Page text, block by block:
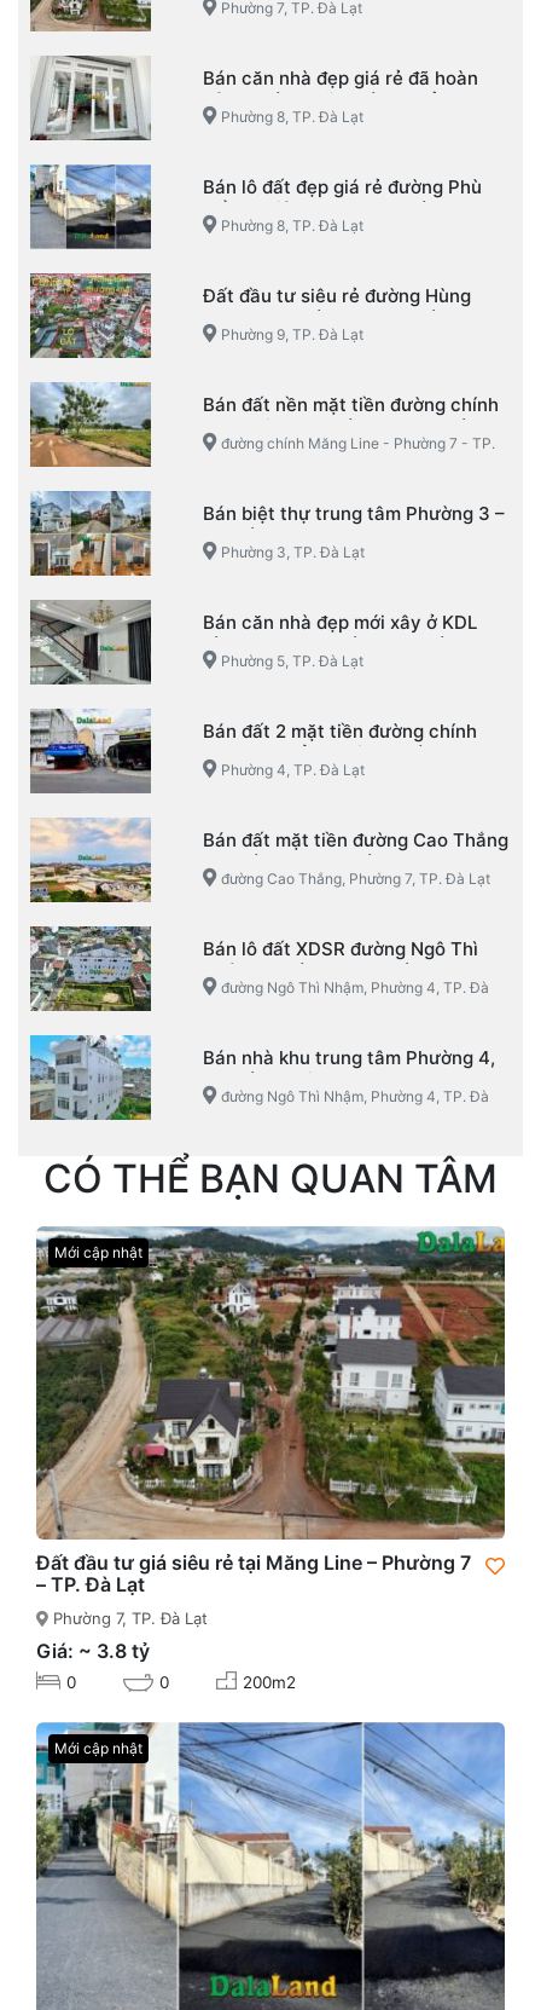
Phường 7, TP. Đà Lạt
Bán căn nhà đẹp giá rẻ đã hoàn
công đường Võ Trường Toản –
Phường 8 – TP. Đà Lạt
Phường 8, TP. Đà Lạt
Bán lô đất đẹp giá rẻ đường Phù
Đổng Thiên Vương – Phường 8 –
TP. Đà Lạt
Phường 8, TP. Đà Lạt
Đất đầu tư siêu rẻ đường Hùng
Vương – Phường 9 – TP. Đà Lạt
Phường 9, TP. Đà Lạt
Bán đất nền mặt tiền đường chính
Măng Line – Phường 7 – TP. Đà Lạt
đường chính Măng Line - Phường 7 - TP.
Bán biệt thự trung tâm Phường 3 –
TP. Đà Lạt
Phường 3, TP. Đà Lạt
Bán căn nhà đẹp mới xây ở KDL
Làng Hoa Vạn Thành – Phường 5 –
TP. Đà Lạt
Phường 5, TP. Đà Lạt
Bán đất 2 mặt tiền đường chính
KQH Mạc Đỉnh Chi – Phường 4 –
TP. Đà Lạt
Phường 4, TP. Đà Lạt
Bán đất mặt tiền đường Cao Thắng
– Phường 7 – TP. Đà Lạt
đường Cao Thắng, Phường 7, TP. Đà Lạt
Bán lô đất XDSR đường Ngô Thì
Nhậm, Phường 4, TP. Đà Lạt
đường Ngô Thì Nhậm, Phường 4, TP. Đà
Bán nhà khu trung tâm Phường 4,
TP. Đà Lạt view đẹp
đường Ngô Thì Nhậm, Phường 4, TP. Đà
CÓ THỂ BẠN QUAN TÂM
Mới cập nhật
Đất đầu tư giá siêu rẻ tại Măng Line – Phường 7
– TP. Đà Lạt
Phường 7, TP. Đà Lạt
Giá: ~ 3.8 tỷ
0 0 200m2
Mới cập nhật